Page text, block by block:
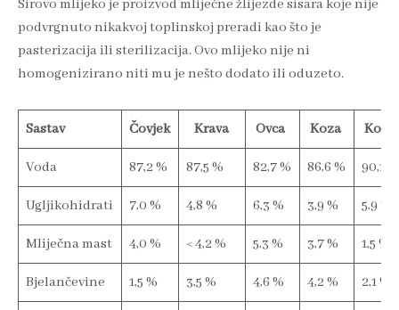
Sirovo mlijeko je proizvod mliječne žlijezde sisara koje nije
podvrgnuto nikakvoj toplinskoj preradi kao što je
pasterizacija ili sterilizacija. Ovo mlijeko nije ni
homogenizirano niti mu je nešto dodato ili oduzeto.
Sastav Čovjek Krava Ovca Koza Konj
Voda 87,2 % 87,5 % 82,7 % 86,6 % 90,1 %
Ugljikohidrati 7,0 % 4,8 % 6,3 % 3,9 % 5,9 %
Mliječna mast 4,0 % < 4,2 % 5,3 % 3,7 % 1,5 %
Bjelančevine 1,5 % 3,5 % 4,6 % 4,2 % 2,1 %